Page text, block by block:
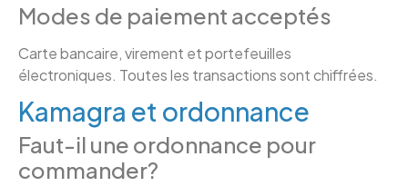
Modes de paiement acceptés
Carte bancaire, virement et portefeuilles
électroniques. Toutes les transactions sont chiffrées.
Kamagra et ordonnance
Faut-il une ordonnance pour
commander?